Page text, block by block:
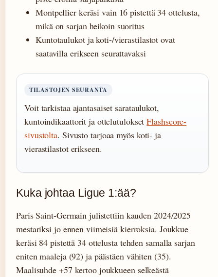
Montpellier keräsi vain 16 pistettä 34 ottelusta,
mikä on sarjan heikoin suoritus
Kuntotaulukot ja koti-/vierastilastot ovat
saatavilla erikseen seurattavaksi
TILASTOJEN SEURANTA
Voit tarkistaa ajantasaiset sarataulukot,
kuntoindikaattorit ja ottelutuloksetFlashscore-
sivustolta. Sivusto tarjoaa myös koti- ja
vierastilastot erikseen.
Kuka johtaa Ligue 1:ää?
Paris Saint-Germain julistettiin kauden 2024/2025
mestariksi jo ennen viimeisiä kierroksia. Joukkue
keräsi 84 pistettä 34 ottelusta tehden samalla sarjan
eniten maaleja (92) ja päästäen vähiten (35).
Maalisuhde +57 kertoo joukkueen selkeästä